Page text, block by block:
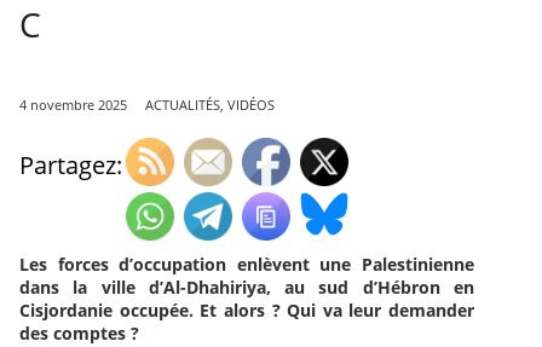
C
4 novembre 2025 ACTUALITÉS, VIDÉOS
Partagez:
Les forces d’occupation enlèvent une Palestinienne
dans la ville d’Al-Dhahiriya, au sud d’Hébron en
Cisjordanie occupée. Et alors ? Qui va leur demander
des comptes ?